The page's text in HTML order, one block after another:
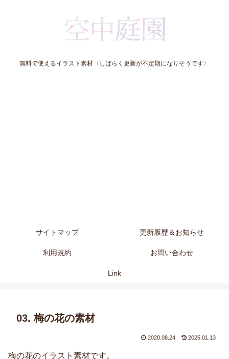
無料で使えるイラスト素材〈しばらく更新が不定期になりそうです〉
サイトマップ 更新履歴＆お知らせ
利用規約 お問い合わせ
Link
03. 梅の花の素材
2020.08.24 2025.01.13
梅の花のイラスト素材です。